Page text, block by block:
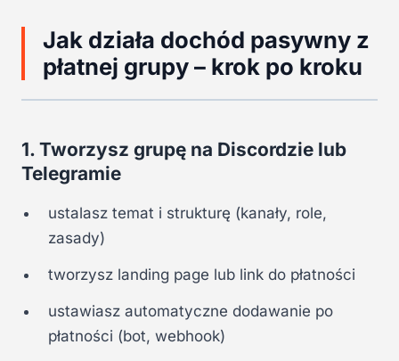
Jak działa dochód pasywny z
płatnej grupy – krok po kroku
1. Tworzysz grupę na Discordzie lub
Telegramie
ustalasz temat i strukturę (kanały, role,
zasady)
tworzysz landing page lub link do płatności
ustawiasz automatyczne dodawanie po
płatności (bot, webhook)